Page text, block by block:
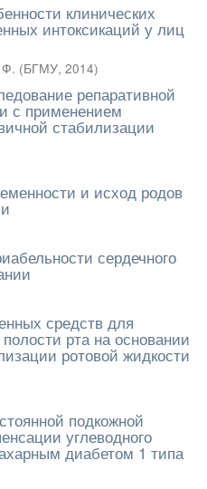
клинических
интоксикаций у лиц
Ф. (БГМУ, 2014)
репаративной
с применением
стабилизации
и исход родов
сердечного
средств для
рта на основании
ротовой жидкости
подкожной
углеводного
диабетом 1 типа